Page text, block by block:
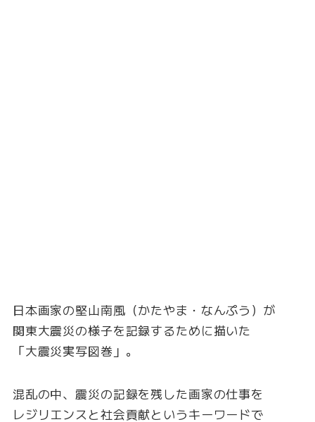
日本画家の堅山南風（かたやま・なんぷう）が
関東大震災の様子を記録するために描いた
「大震災実写図巻」。
混乱の中、震災の記録を残した画家の仕事を
レジリエンスと社会貢献というキーワードで